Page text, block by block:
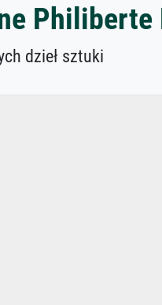
Philiberte
dzieł sztuki